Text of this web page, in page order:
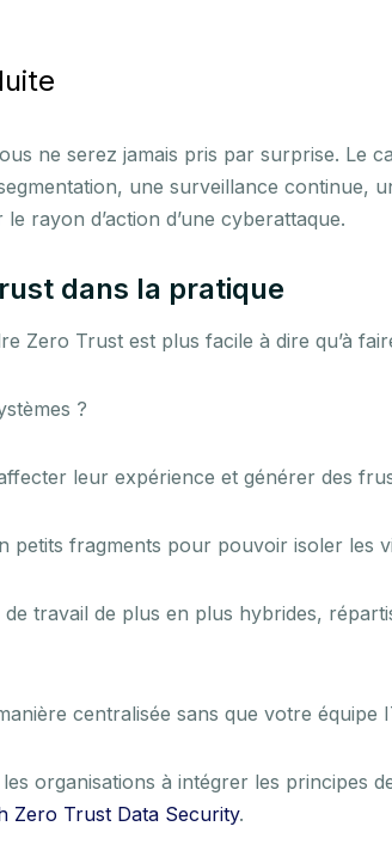
ne serez jamais pris par surprise. Le
une surveillance continue,
rayon d’action d’une cyberattaque.
dans la pratique
Zero Trust est plus facile à dire qu’à
?
leur expérience et générer des
petits fragments pour pouvoir isoler les
travail de plus en plus hybrides,
centralisée sans que votre équipe
organisations à intégrer les principes
Zero Trust Data Security.